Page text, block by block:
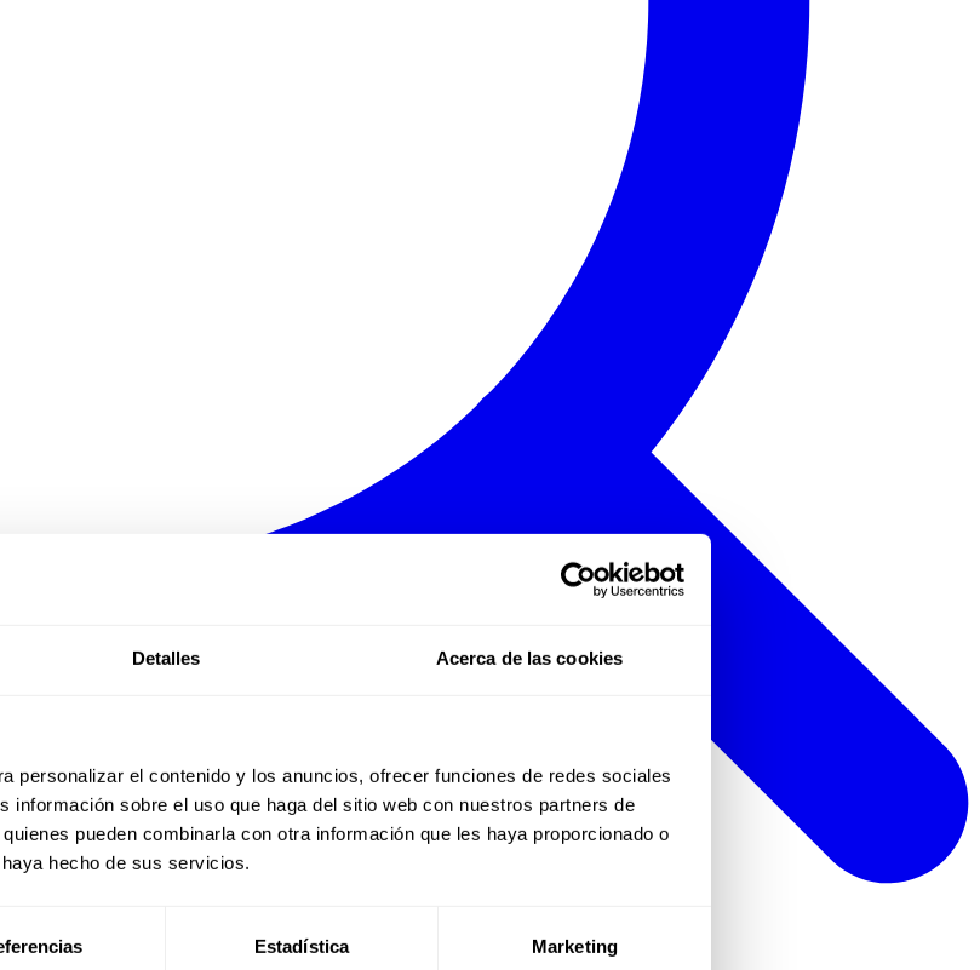
Detalles Acerca de las cookies
personalizar el contenido y los anuncios, ofrecer funciones de redes sociales
información sobre el uso que haga del sitio web con nuestros partners de
pueden combinarla con otra información que les haya proporcionado o
hecho de sus servicios.
Estadística Marketing